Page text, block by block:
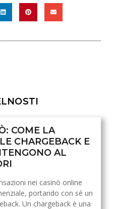
COME LA
CHARGEBACK E
AL
nei casinò online
portando con sé un
Un chargeback è una